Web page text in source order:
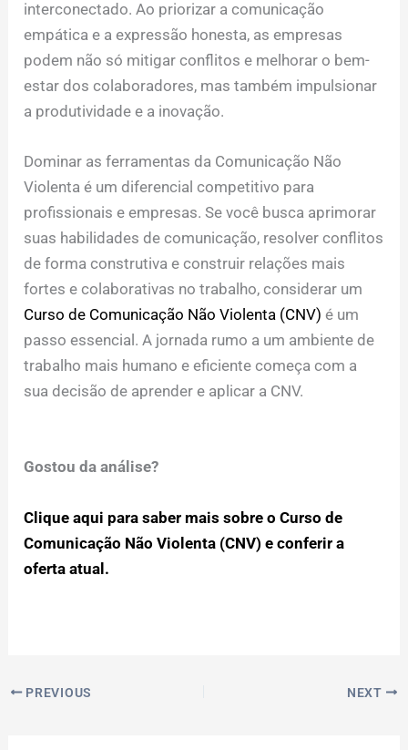
interconectado. Ao priorizar a comunicação
empática e a expressão honesta, as empresas
podem não só mitigar conflitos e melhorar o bem-
estar dos colaboradores, mas também impulsionar
a produtividade e a inovação.
Dominar as ferramentas da Comunicação Não
Violenta é um diferencial competitivo para
profissionais e empresas. Se você busca aprimorar
suas habilidades de comunicação, resolver conflitos
de forma construtiva e construir relações mais
fortes e colaborativas no trabalho, considerar um
Curso de Comunicação Não Violenta (CNV) é um
passo essencial. A jornada rumo a um ambiente de
trabalho mais humano e eficiente começa com a
sua decisão de aprender e aplicar a CNV.
Gostou da análise?
Clique aqui para saber mais sobre o Curso de
Comunicação Não Violenta (CNV) e conferir a
oferta atual.
PREVIOUS NEXT